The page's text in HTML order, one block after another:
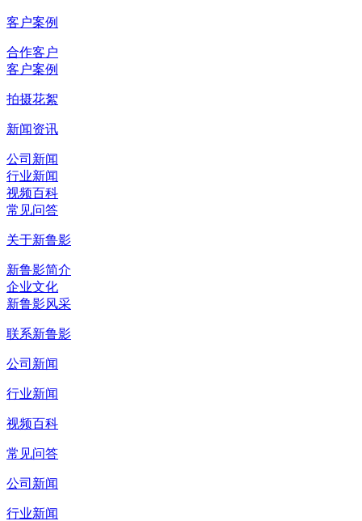
客户案例
合作客户
客户案例
拍摄花絮
新闻资讯
公司新闻
行业新闻
视频百科
常见问答
关于新鲁影
新鲁影简介
企业文化
新鲁影风采
联系新鲁影
公司新闻
行业新闻
视频百科
常见问答
公司新闻
行业新闻